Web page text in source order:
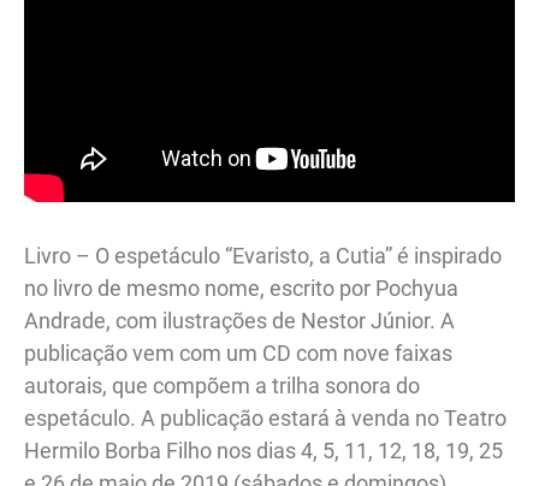
Livro – O espetáculo “Evaristo, a Cutia” é inspirado
no livro de mesmo nome, escrito por Pochyua
Andrade, com ilustrações de Nestor Júnior. A
publicação vem com um CD com nove faixas
autorais, que compõem a trilha sonora do
espetáculo. A publicação estará à venda no Teatro
Hermilo Borba Filho nos dias 4, 5, 11, 12, 18, 19, 25